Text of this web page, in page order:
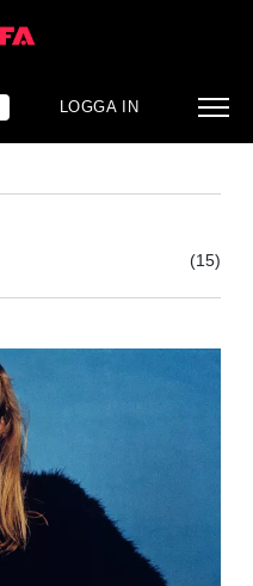
LOGGA IN
(15)